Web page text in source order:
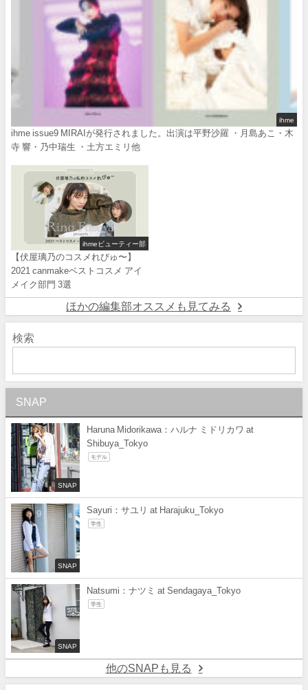
ihme
ihme issue9 MIRAIが発行されました。出演は平野沙羅 ・月島あこ・木
寺 響・乃中瑞生 ・土方エミリ他
ihmeビューティー部
【伏屋璃乃のコスメれびゅ〜】
2021 canmakeベストコスメ アイ
メイク部門 3選
ほかの編集部オススメも見てみる
検索
SNAP
SNAP
Haruna Midorikawa：ハルナ ミドリカワ at
Shibuya_Tokyo
モデル
SNAP
Sayuri：サユリ at Harajuku_Tokyo
学生
SNAP
Natsumi：ナツミ at Sendagaya_Tokyo
学生
他のSNAPも見る